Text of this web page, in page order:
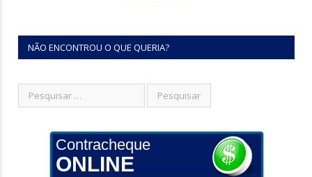
NÃO ENCONTROU O QUE QUERIA?
Contracheque
ONLINE